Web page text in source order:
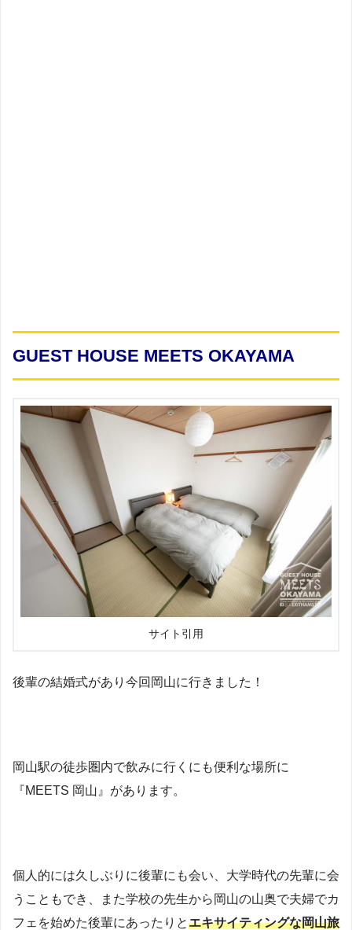
GUEST HOUSE MEETS OKAYAMA
サイト引用
後輩の結婚式があり今回岡山に行きました！
岡山駅の徒歩圏内で飲みに行くにも便利な場所に
『MEETS 岡山』があります。
個人的には久しぶりに後輩にも会い、大学時代の先輩に会
うこともでき、また学校の先生から岡山の山奥で夫婦でカ
フェを始めた後輩にあったりとエキサイティングな岡山旅